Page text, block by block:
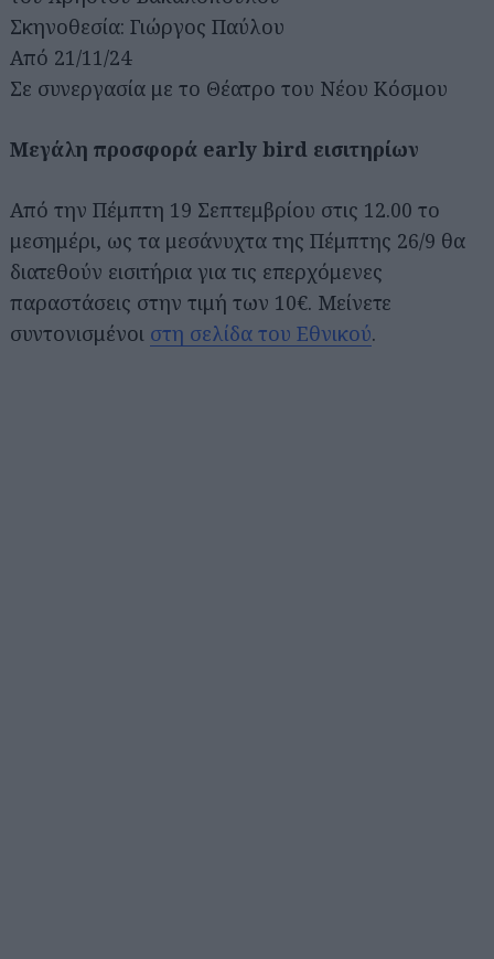
Σκηνοθεσία: Γιώργος Παύλου
Από 21/11/24
Σε συνεργασία με το Θέατρο του Νέου Κόσμου
Μεγάλη προσφορά early bird εισιτηρίων
Από την Πέμπτη 19 Σεπτεμβρίου στις 12.00 το
μεσημέρι, ως τα μεσάνυχτα της Πέμπτης 26/9 θα
διατεθούν εισιτήρια για τις επερχόμενες
παραστάσεις στην τιμή των 10€. Μείνετε
συντονισμένοι στη σελίδα του Εθνικού.